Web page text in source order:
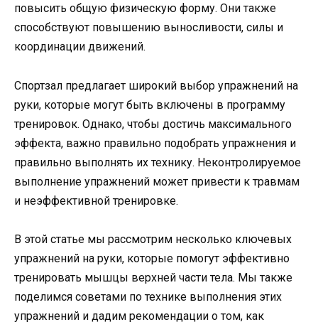
повысить общую физическую форму. Они также
способствуют повышению выносливости, силы и
координации движений.
Спортзал предлагает широкий выбор упражнений на
руки, которые могут быть включены в программу
тренировок. Однако, чтобы достичь максимального
эффекта, важно правильно подобрать упражнения и
правильно выполнять их технику. Неконтролируемое
выполнение упражнений может привести к травмам
и неэффективной тренировке.
В этой статье мы рассмотрим несколько ключевых
упражнений на руки, которые помогут эффективно
тренировать мышцы верхней части тела. Мы также
поделимся советами по технике выполнения этих
упражнений и дадим рекомендации о том, как